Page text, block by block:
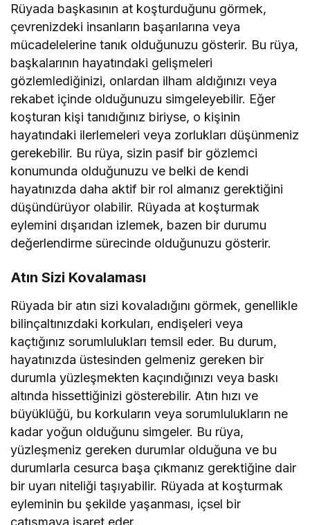
Rüyada başkasının at koşturduğunu görmek,
çevrenizdeki insanların başarılarına veya
mücadelelerine tanık olduğunuzu gösterir. Bu rüya,
başkalarının hayatındaki gelişmeleri
gözlemlediğinizi, onlardan ilham aldığınızı veya
rekabet içinde olduğunuzu simgeleyebilir. Eğer
koşturan kişi tanıdığınız biriyse, o kişinin
hayatındaki ilerlemeleri veya zorlukları düşünmeniz
gerekebilir. Bu rüya, sizin pasif bir gözlemci
konumunda olduğunuzu ve belki de kendi
hayatınızda daha aktif bir rol almanız gerektiğini
düşündürüyor olabilir. Rüyada at koşturmak
eylemini dışarıdan izlemek, bazen bir durumu
değerlendirme sürecinde olduğunuzu gösterir.
Atın Sizi Kovalaması
Rüyada bir atın sizi kovaladığını görmek, genellikle
bilinçaltınızdaki korkuları, endişeleri veya
kaçtığınız sorumlulukları temsil eder. Bu durum,
hayatınızda üstesinden gelmeniz gereken bir
durumla yüzleşmekten kaçındığınızı veya baskı
altında hissettiğinizi gösterebilir. Atın hızı ve
büyüklüğü, bu korkuların veya sorumlulukların ne
kadar yoğun olduğunu simgeler. Bu rüya,
yüzleşmeniz gereken durumlar olduğuna ve bu
durumlarla cesurca başa çıkmanız gerektiğine dair
bir uyarı niteliği taşıyabilir. Rüyada at koşturmak
eyleminin bu şekilde yaşanması, içsel bir
çatışmaya işaret eder.